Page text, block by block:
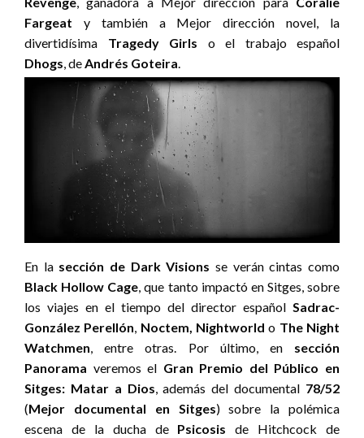
Fargeat y también a Mejor dirección novel, la
divertidísima Tragedy Girls o el trabajo español
Dhogs de Andrés Goteira
En la sección de Dark Visions se verán cintas como
Black Hollow Cage, que tanto impactó en Sitges, sobre
los viajes en el tiempo del director español Sadrac-
González Perellón, Noctem, Nightworldo The Night
Watchmen, entre otras. Por último, en sección
Panorama veremos el Gran Premio del Público en
Sitges: Matar a Dios, además del documental 78/52
(Mejor documental en Sitges) sobre la polémica
escena de la ducha de Psicosis de Hitchcock de